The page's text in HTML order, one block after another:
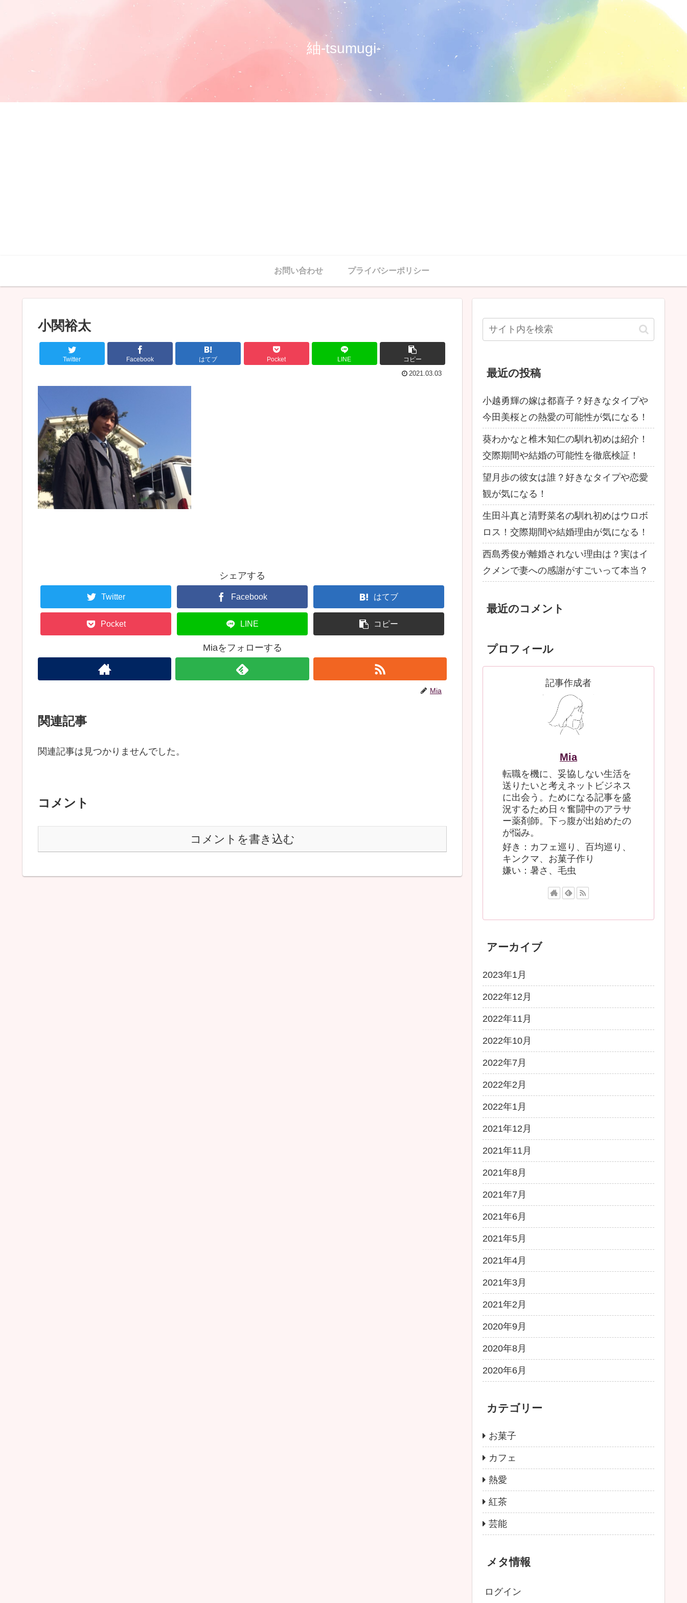
紬-tsumugi-
お問い合わせ プライバシーポリシー
小関裕太
Twitter Facebook はてブ Pocket LINE コピー
2021.03.03
シェアする
Twitter Facebook はてブ
Pocket LINE コピー
Miaをフォローする
Mia
関連記事
関連記事は見つかりませんでした。
コメント
コメントを書き込む
最近の投稿
小越勇輝の嫁は都喜子？好きなタイプや
今田美桜との熱愛の可能性が気になる！
葵わかなと椎木知仁の馴れ初めは紹介！
交際期間や結婚の可能性を徹底検証！
望月歩の彼女は誰？好きなタイプや恋愛
観が気になる！
生田斗真と清野菜名の馴れ初めはウロボ
ロス！交際期間や結婚理由が気になる！
西島秀俊が離婚されない理由は？実はイ
クメンで妻への感謝がすごいって本当？
最近のコメント
プロフィール
記事作成者
Mia
転職を機に、妥協しない生活を
送りたいと考えネットビジネス
に出会う。ためになる記事を盛
況するため日々奮闘中のアラサ
ー薬剤師。下っ腹が出始めたの
が悩み。
好き：カフェ巡り、百均巡り、
キンクマ、お菓子作り
嫌い：暑さ、毛虫
アーカイブ
2023年1月
2022年12月
2022年11月
2022年10月
2022年7月
2022年2月
2022年1月
2021年12月
2021年11月
2021年8月
2021年7月
2021年6月
2021年5月
2021年4月
2021年3月
2021年2月
2020年9月
2020年8月
2020年6月
カテゴリー
お菓子
カフェ
熱愛
紅茶
芸能
メタ情報
ログイン